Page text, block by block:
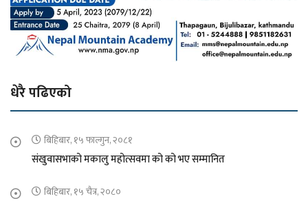
धेरै पढिएको
बिहिबार, १५ फाल्गुन, २०८१
संखुवासभाको मकालु महोत्सवमा को को भए सम्मानित
बिहिबार, १५ चैत्र, २०८०